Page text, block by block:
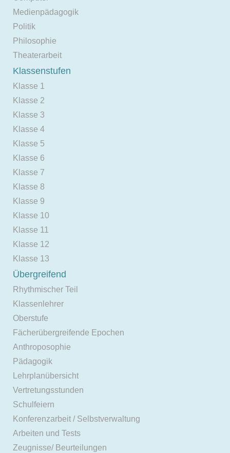
Medienpädagogik
Politik
Philosophie
Theaterarbeit
Klassenstufen
Klasse 1
Klasse 2
Klasse 3
Klasse 4
Klasse 5
Klasse 6
Klasse 7
Klasse 8
Klasse 9
Klasse 10
Klasse 11
Klasse 12
Klasse 13
Übergreifend
Rhythmischer Teil
Klassenlehrer
Oberstufe
Fächerübergreifende Epochen
Anthroposophie
Pädagogik
Lehrplanübersicht
Vertretungsstunden
Schulfeiern
Konferenzarbeit / Selbstverwaltung
Arbeiten und Tests
Zeugnisse/ Beurteilungen